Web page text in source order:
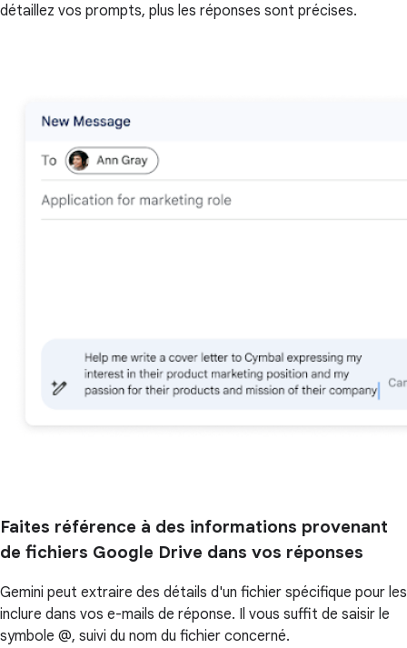
détaillez vos prompts, plus les réponses sont précises.
Faites référence à des informations provenant
de fichiers Google Drive dans vos réponses
Gemini peut extraire des détails d'un fichier spécifique pour les
inclure dans vos e-mails de réponse. Il vous suffit de saisir le
symbole @, suivi du nom du fichier concerné.